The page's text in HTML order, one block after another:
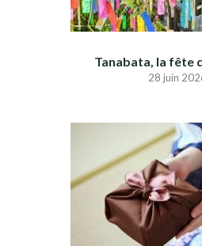
Tanabata, la fête
28 juin